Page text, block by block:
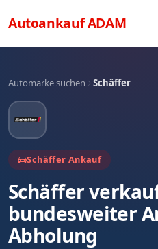
AutoankaufADAM
Automarke suchen Schäffer
Schäffer Ankauf
Schäffer
bundesweiter
Abholung